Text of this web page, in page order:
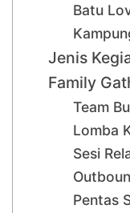
Batu
Jenis
Family
Team
Lomba
Sesi
Pentas